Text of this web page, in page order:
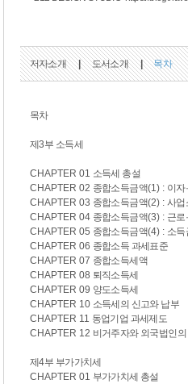
저자소개 | 도서소개 | 목차
목차
제3부 소득세
CHAPTER 01 소득세 총설
CHAPTER 02 종합소득금액(1) : 이자·
CHAPTER 03 종합소득금액(2) :사업
CHAPTER 04 종합소득금액(3) : 근로·
CHAPTER 05 종합소득금액(4) : 소득
CHAPTER 06 종합소득 과세표준
CHAPTER 07 종합소득세액
CHAPTER 08 퇴직소득세
CHAPTER 09 양도소득세
CHAPTER 10 소득세의 신고와 납부
CHAPTER 11 동업기업 과세제도
CHAPTER 12 비거주자와 외국법인
제4부 부가가치세
CHAPTER 01 부가가치세 총설